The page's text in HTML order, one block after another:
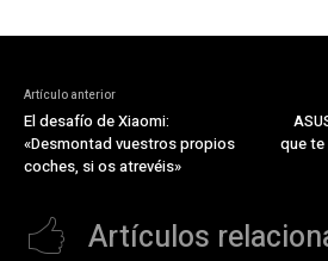
Artículo anterior
El desafío de Xiaomi:
«Desmontad vuestros propios
coches, si os atrevéis»
que te
Artículos